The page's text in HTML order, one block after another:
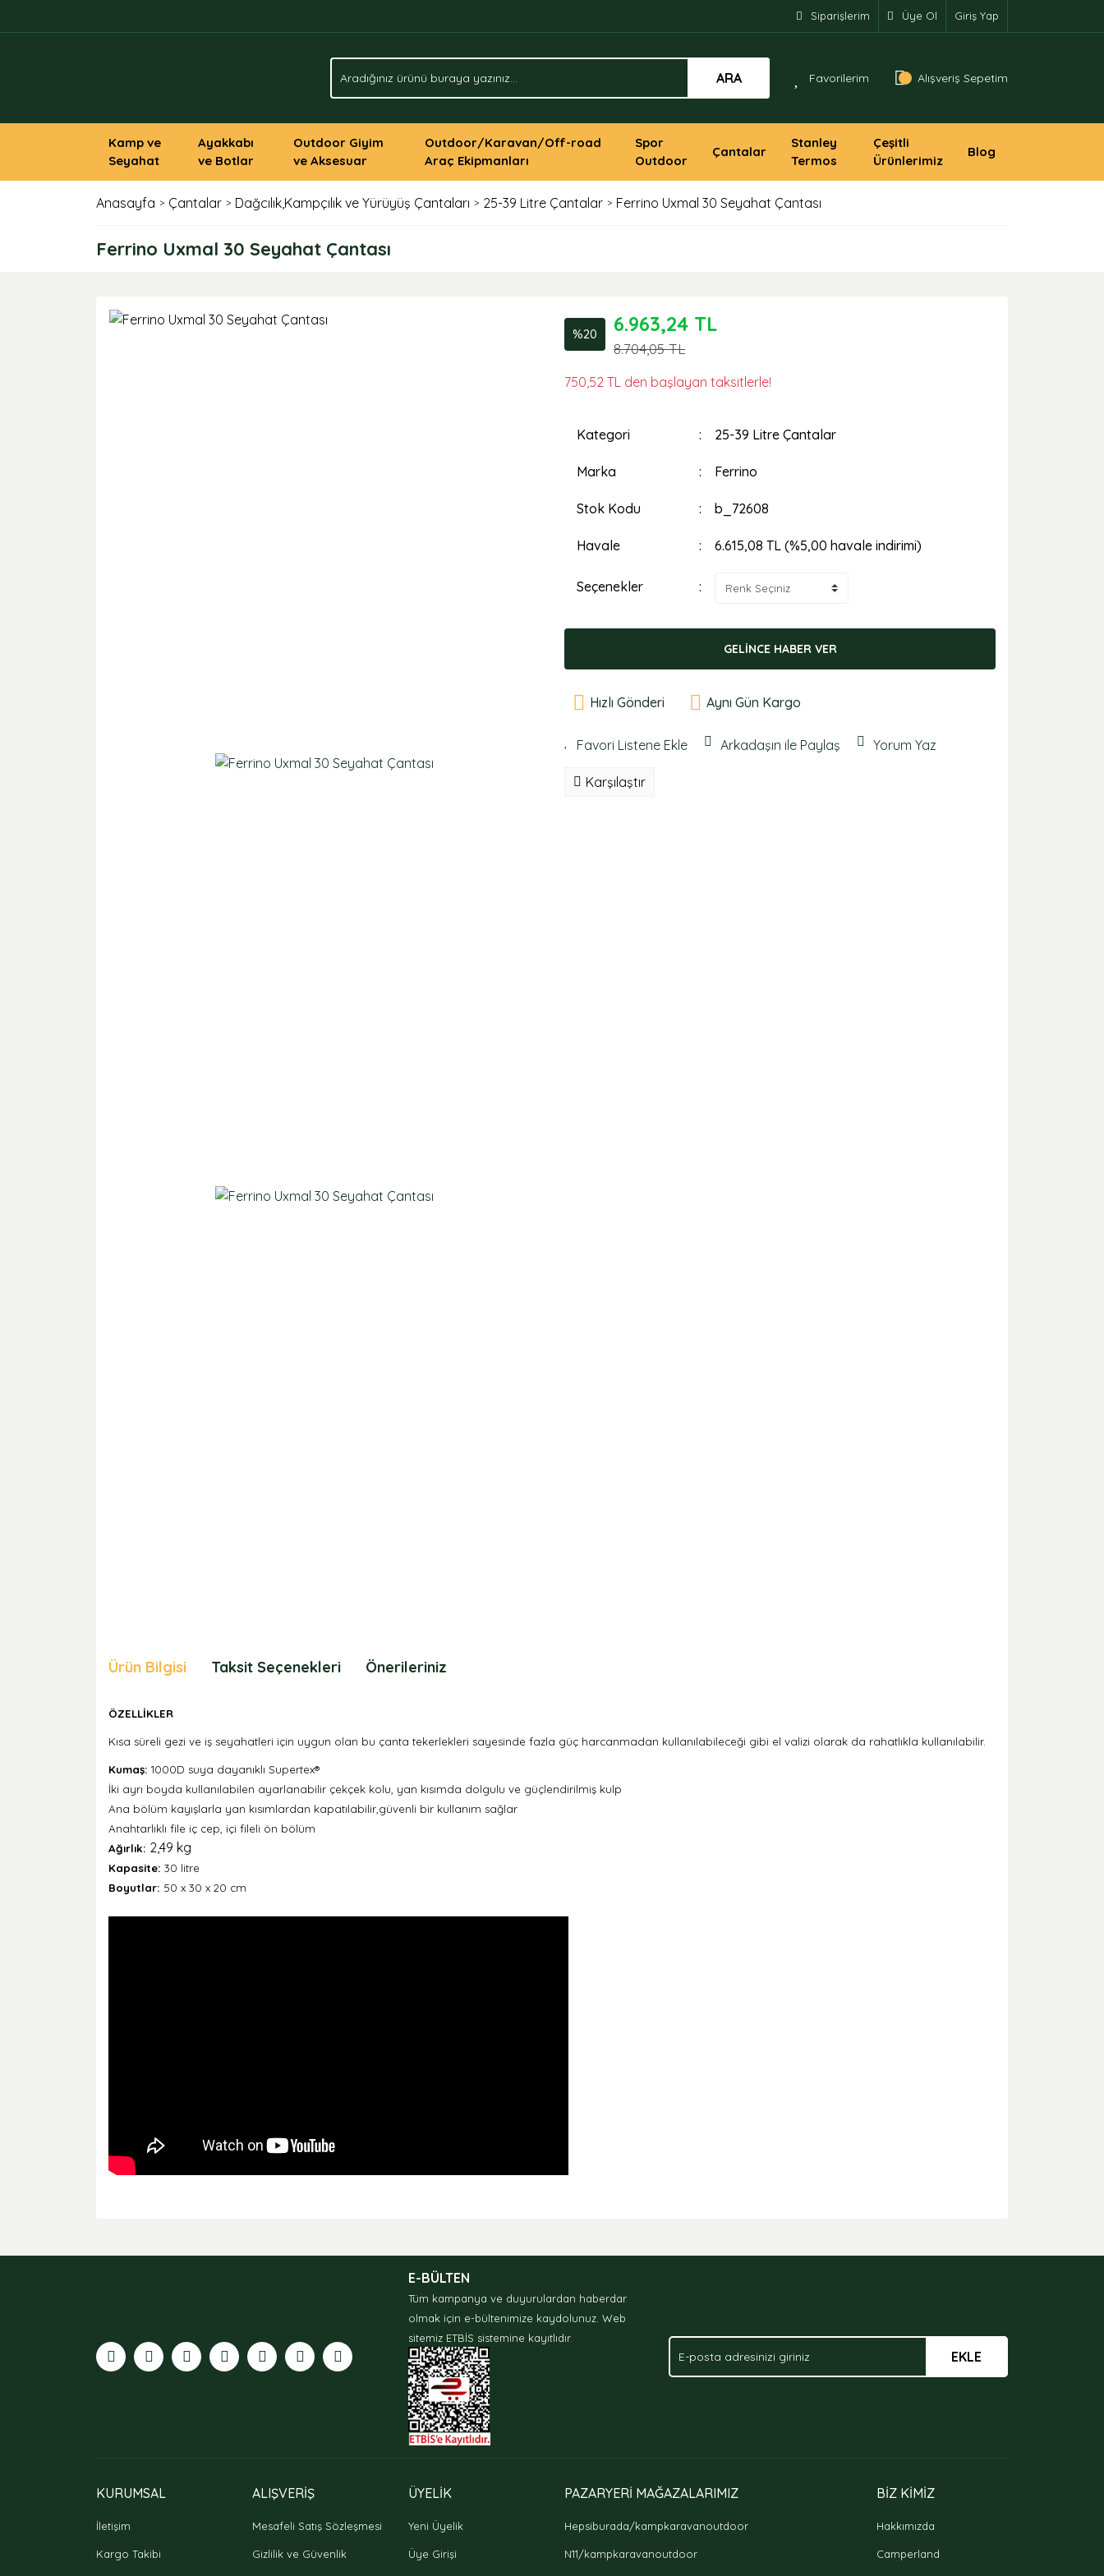
Siparişlerim Üye Ol Giriş Yap
ARA Favorilerim Alışveriş Sepetim
Kamp ve
Seyahat
Ayakkabı
ve Botlar
Outdoor Giyim
ve Aksesuar
Outdoor/Karavan/Off-road
Araç Ekipmanları
Spor
Outdoor
Çantalar
Stanley
Termos
Çeşitli
Ürünlerimiz
Blog
Anasayfa Çantalar Dağcılık,Kampçılık ve Yürüyüş Çantaları 25-39 Litre Çantalar Ferrino Uxmal 30 Seyahat Çantası
Ferrino Uxmal 30 Seyahat Çantası
%20 6.963,24 TL
8.704,05 TL
750,52 TL den başlayan taksitlerle!
Kategori 25-39 Litre Çantalar
Marka Ferrino
Stok Kodu b_72608
Havale 6.615,08 TL (%5,00 havale indirimi)
Seçenekler
GELİNCE HABER VER
Hızlı Gönderi Aynı Gün Kargo
Arkadaşın ile Paylaş Yorum Yaz
Karşılaştır
Ürün Bilgisi Taksit Seçenekleri Önerileriniz
ÖZELLİKLER
Kısa süreli gezi ve iş seyahatleri için uygun olan bu çanta tekerlekleri sayesinde fazla güç harcanmadan kullanılabileceği gibi el valizi olarak da rahatlıkla kullanılabilir.
Kumaş: 1000D suya dayanıklı Supertex®
İki ayrı boyda kullanılabilen ayarlanabilir çekçek kolu, yan kısımda dolgulu ve güçlendirilmiş kulp
Ana bölüm kayışlarla yan kısımlardan kapatılabilir,güvenli bir kullanım sağlar
Anahtarlıklı file iç cep, içi fileli ön bölüm
Ağırlık: 2,49 kg
Kapasite: 30 litre
Boyutlar: 50 x 30 x 20 cm
Ürün fiyatı diğer sitelerden daha pahalı.
Bu ürüne benzer farklı alternatifler olmalı.
E-BÜLTEN
Tüm kampanya ve duyurulardan haberdar
olmak için e-bültenimize kaydolunuz. Web
sitemiz ETBİS sistemine kayıtlıdır.
EKLE
KURUMSAL
İletişim
Kargo Takibi
ALIŞVERİŞ
Mesafeli Satış Sözleşmesi
Gizlilik ve Güvenlik
ÜYELİK
Yeni Üyelik
Üye Girişi
PAZARYERİ MAĞAZALARIMIZ
Hepsiburada/kampkaravanoutdoor
N11/kampkaravanoutdoor
BİZ KİMİZ
Hakkımızda
Camperland